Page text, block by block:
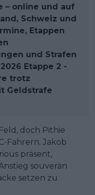
– online und auf
Schweiz und
Etappen
und Strafen
Etappe 2 -
trotz
Geldstrafe
doch Pithie
Fahrern. Jakob
präsent,
souverän
setzen zu